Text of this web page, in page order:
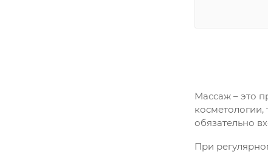
Массаж – это
косметологии,
обязательно
При